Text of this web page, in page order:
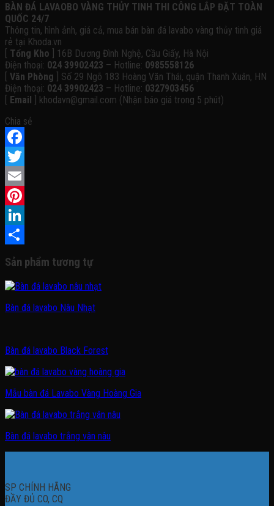
BÀN ĐÁ LAVAOBO VÀNG THỦY TINH THI CÔNG LẮP ĐẶT TOÀN
QUỐC 24/7
Thông tin, hình ảnh, giá cả, mua bán bàn đá lavabo vàng thủy tinh giá
rẻ tại Khoda.vn
Tổng Kho ] 16B Dương Đình Nghệ, Cầu Giấy, Hà Nội
Điện thoại: 024 39902423 – Hotline: 0985558126
Văn Phòng ] Số 29 Ngõ 183 Hoàng Văn Thái, quận Thanh Xuân, HN
Điện thoại: 024 39902423 – Hotline: 0327903456
Email ] khodavn@gmail.com (Nhận báo giá trong 5 phút)
Chia sẻ
Facebook
Twitter
Email
Pinterest
LinkedIn
Sản phẩm tương tự
Bàn đá lavabo Nâu Nhạt
Bàn đá lavabo Black Forest
Mẫu bàn đá Lavabo Vàng Hoàng Gia
Bàn đá lavabo trắng vân nâu
SP CHÍNH HÃNG
ĐẦY ĐỦ CO, CQ